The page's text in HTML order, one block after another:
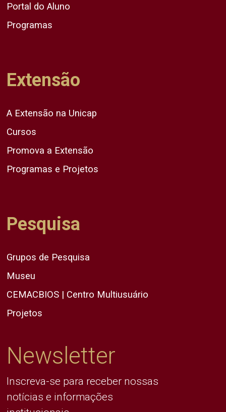
Portal do Aluno
Programas
Extensão
A Extensão na Unicap
Cursos
Promova a Extensão
Programas e Projetos
Pesquisa
Grupos de Pesquisa
Museu
CEMACBIOS | Centro Multiusuário
Projetos
Newsletter
Inscreva-se para receber nossas
notícias e informações